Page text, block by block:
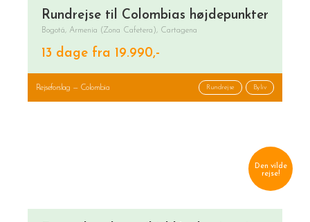
Rundrejse til Colombias højdepunkter
Bogotá, Armenia (Zona Cafetera), Cartagena
13 dage fra 19.990,-
Rejseforslag — Colombia Rundrejse Byliv
Den vilde
rejse!